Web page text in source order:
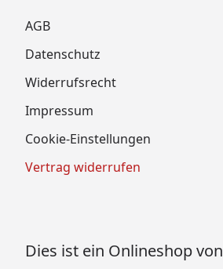
AGB
Datenschutz
Widerrufsrecht
Impressum
Cookie-Einstellungen
Vertrag widerrufen
Dies ist ein Onlineshop von